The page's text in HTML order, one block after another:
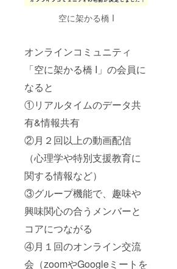
空に架かる橋 I
オンラインコミュニティ
「空に架かる橋 I」の会員に
なると
①リアルタイムのデータ共
有&情報共有
②月２回以上の動画配信
（心理学や特別支援教育に
関する情報など）
③グループ機能で、趣味や
興味関心の合うメンバーと
コアにつながる
④月１回のオンライン交流
会（zoomやGoogleミートを